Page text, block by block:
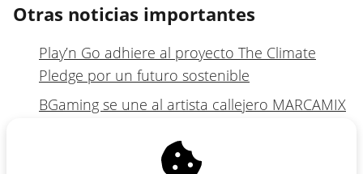
Otras noticias importantes
Play’n Go adhiere al proyecto The Climate
Pledge por un futuro sostenible
BGaming se une al artista callejero MARCAMIX
online de Argentina